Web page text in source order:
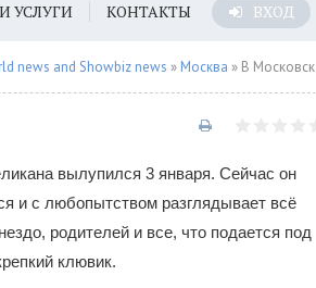
УСЛУГИ КОНТАКТЫ ВХОД
news and Showbiz news » Москва » В Московском зоопарке вылупился птенец кудрявого пеликана
вылупился 3 января. Сейчас он
и с любопытством разглядывает всё
родителей и все, что подается под
клювик.